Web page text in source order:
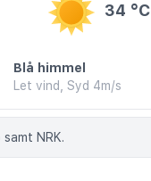
34 °C
Blå himmel
Let vind, Syd 4m/s
NRK.